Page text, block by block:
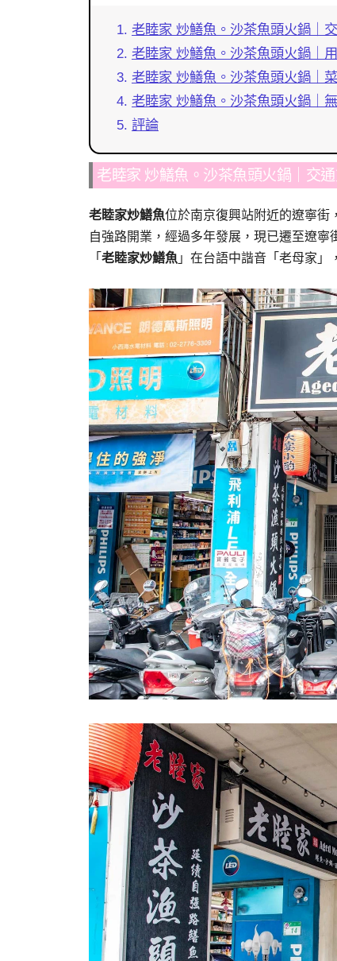
老睦家 炒鱔魚。沙茶魚頭火鍋｜
老睦家 炒鱔魚。沙茶魚頭火鍋｜
老睦家 炒鱔魚。沙茶魚頭火鍋｜
老睦家 炒鱔魚。沙茶魚頭火鍋｜
評論
老睦家 炒鱔魚。沙茶魚頭火鍋｜交
老睦家炒鱔魚位於南京復興站附近的遼寧街
自強路開業，經過多年發展，現已遷至遼
「 老睦家炒鱔魚 」在台語中諧音「老母家」